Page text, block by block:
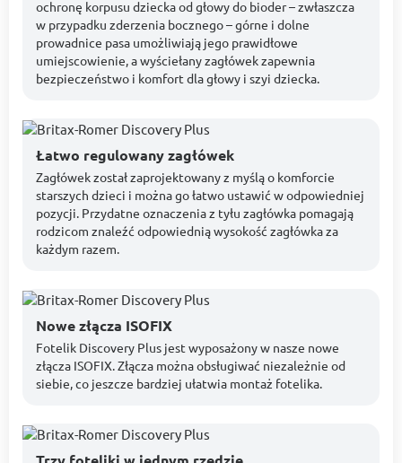
ochronę korpusu dziecka od głowy do bioder – zwłaszcza
w przypadku zderzenia bocznego – górne i dolne
prowadnice pasa umożliwiają jego prawidłowe
umiejscowienie, a wyściełany zagłówek zapewnia
bezpieczeństwo i komfort dla głowy i szyi dziecka.
Łatwo regulowany zagłówek
Zagłówek został zaprojektowany z myślą o komforcie
starszych dzieci i można go łatwo ustawić w odpowiedniej
pozycji. Przydatne oznaczenia z tyłu zagłówka pomagają
rodzicom znaleźć odpowiednią wysokość zagłówka za
każdym razem.
Nowe złącza ISOFIX
Fotelik Discovery Plus jest wyposażony w nasze nowe
złącza ISOFIX. Złącza można obsługiwać niezależnie od
siebie, co jeszcze bardziej ułatwia montaż fotelika.